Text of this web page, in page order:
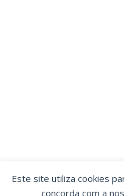
Este site utiliza cookies
concorda com a